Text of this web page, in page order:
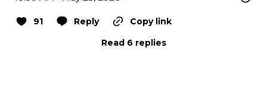
91 Reply
Copy link
Read 6 replies